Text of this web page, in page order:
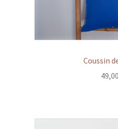
Coussin
49,00